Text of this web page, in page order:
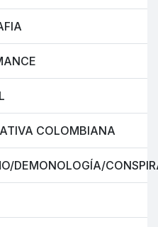
COLOMBIANA
DEMONOLOGÍA/